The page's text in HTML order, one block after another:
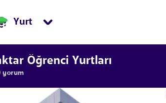
Yurt
Öğrenci Yurtları
yorum